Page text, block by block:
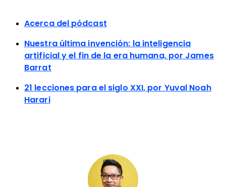
Acerca del pódcast
Nuestra última invención: la inteligencia
artificial y el fin de la era humana, por James
Barrat
21 lecciones para el siglo XXI, por Yuval Noah
Harari